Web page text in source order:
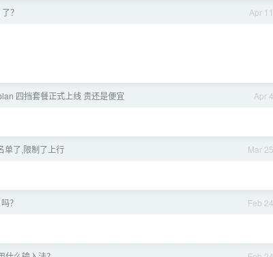
Apr 11
？
Apr 4
四挡套餐正式上线 贵还是便宜
Mar 25
单了,限制了上行
Feb 24
？